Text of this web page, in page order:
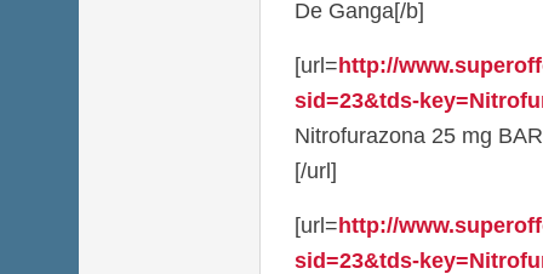
De Ganga[/b]
[url=http://
sid=23&tds-
Nitrofurazona 25 mg
[/url]
[url=http://
sid=23&tds-